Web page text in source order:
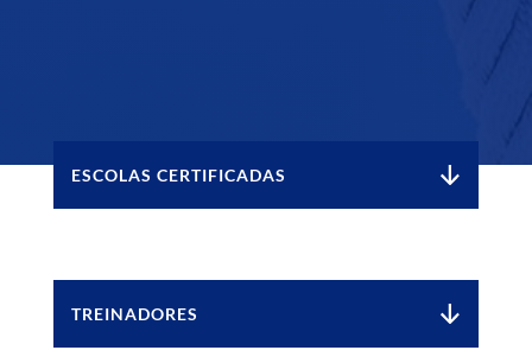
ESCOLAS CERTIFICADAS
TREINADORES